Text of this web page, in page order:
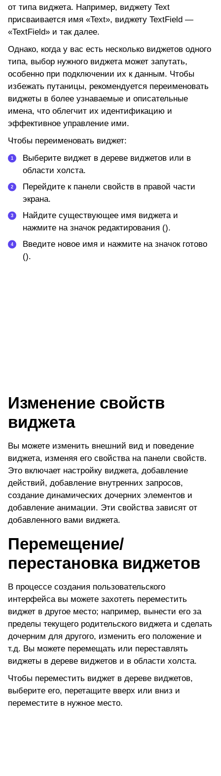
от типа виджета. Например, виджету Text
присваивается имя «Text», виджету TextField —
«TextField» и так далее.
Однако, когда у вас есть несколько виджетов одного
типа, выбор нужного виджета может запутать,
особенно при подключении их к данным. Чтобы
избежать путаницы, рекомендуется переименовать
виджеты в более узнаваемые и описательные
имена, что облегчит их идентификацию и
эффективное управление ими.
Чтобы переименовать виджет:
Выберите виджет в дереве виджетов или в
области холста.
Перейдите к панели свойств в правой части
экрана.
Найдите существующее имя виджетаи
нажмите на значок редактирования ().
Введите новое имя и нажмите на значок готово
().
Изменение свойств
виджета
Вы можете изменить внешний вид и поведение
виджета, изменяя его свойства на панели свойств.
Это включает настройку виджета, добавление
действий, добавление внутренних запросов,
создание динамических дочерних элементов и
добавление анимации. Эти свойства зависят от
добавленного вами виджета.
Перемещение/
перестановка виджетов
В процессе создания пользовательского
интерфейса вы можете захотеть переместить
виджет в другое место; например, вынести его за
пределы текущего родительского виджета и сделать
дочерним для другого, изменить его положение и
т.д. Вы можете перемещать или переставлять
виджеты в дереве виджетов и в области холста.
Чтобы переместить виджет в дереве виджетов,
выберите его, перетащите вверх или вниз и
переместите в нужное место.